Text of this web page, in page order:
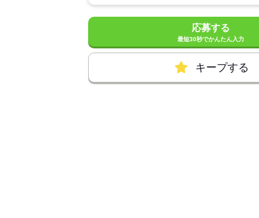
応募する
最短30秒でかんたん入力
キープする